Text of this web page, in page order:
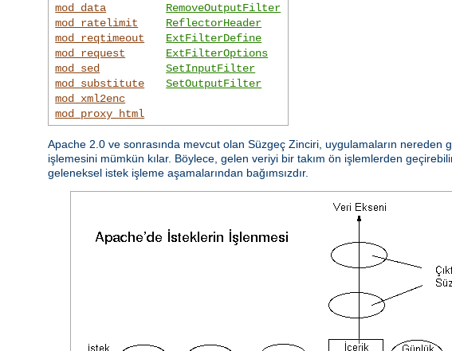
mod_data
mod_ratelimit
mod_reqtimeout
mod_request
mod_sed
mod_substitute
mod_xml2enc
mod_proxy_html
RemoveOutputFilter
ReflectorHeader
ExtFilterDefine
ExtFilterOptions
SetInputFilter
SetOutputFilter
Apache 2.0 ve sonrasında mevcut olan Süzgeç Zinciri, uygulamaların nereden
işlemesini mümkün kılar. Böylece, gelen veriyi bir takım ön işlemlerden
geleneksel istek işleme aşamalarından bağımsızdır.